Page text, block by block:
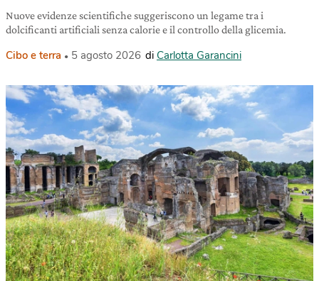
Nuove evidenze scientifiche suggeriscono un legame tra i
dolcificanti artificiali senza calorie e il controllo della glicemia.
Cibo e terra 5 agosto 2026 di Carlotta Garancini